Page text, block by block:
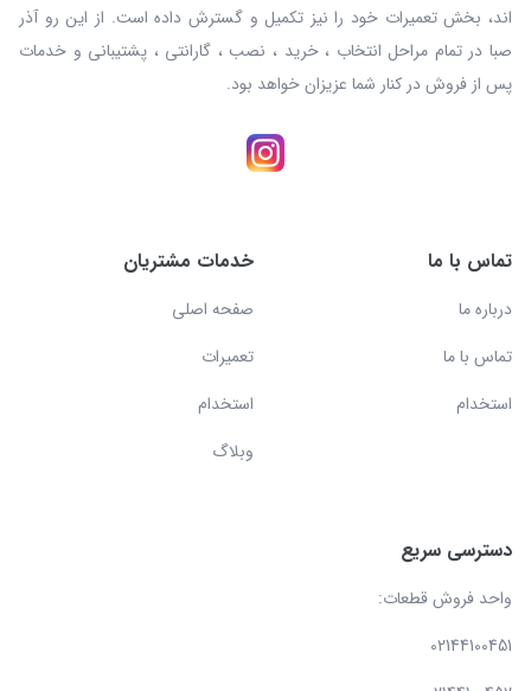
اند، بخش تعمیرات خود را نیز تکمیل و گسترش داده است. از این رو آذر
صبا در تمام مراحل انتخاب ، خرید ، نصب ، گارانتی ، پشتیبانی و خدمات
پس از فروش در کنار شما عزیزان خواهد بود.
تماس با ما
درباره ما
تماس با ما
استخدام
خدمات مشتریان
صفحه اصلی
تعمیرات
استخدام
وبلاگ
دسترسی سریع
واحد فروش قطعات:
02144100451